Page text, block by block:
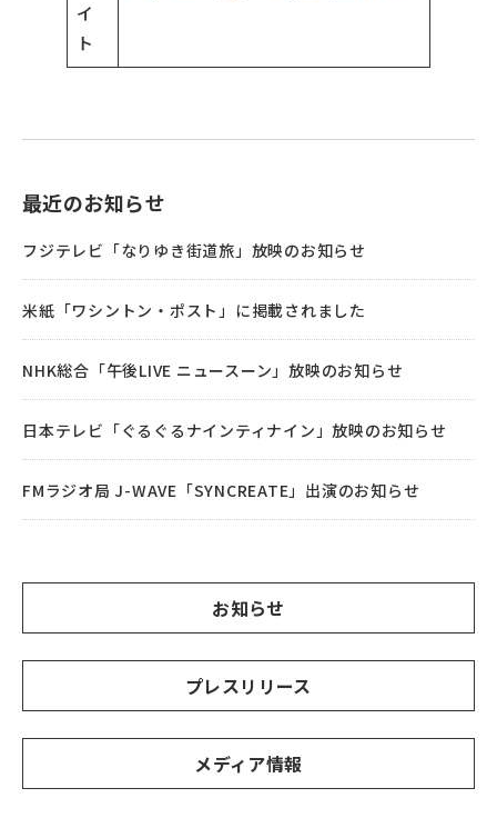
イ
ト
最近のお知らせ
フジテレビ「なりゆき街道旅」放映のお知らせ
米紙「ワシントン・ポスト」に掲載されました
NHK総合「午後LIVE ニュースーン」放映のお知らせ
日本テレビ「ぐるぐるナインティナイン」放映のお知らせ
FMラジオ局 J-WAVE「SYNCREATE」出演のお知らせ
お知らせ
プレスリリース
メディア情報